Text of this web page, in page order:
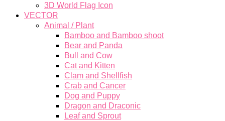
3D World Flag Icon
VECTOR
Animal / Plant
Bamboo and Bamboo shoot
Bear and Panda
Bull and Cow
Cat and Kitten
Clam and Shellfish
Crab and Cancer
Dog and Puppy
Dragon and Draconic
Leaf and Sprout